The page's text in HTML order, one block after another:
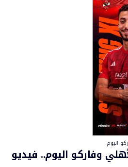
اليوم
وفاركو اليوم.. فيديو